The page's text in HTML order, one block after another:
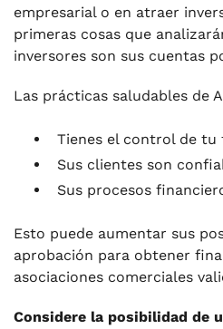
empresarial o en atraer
primeras cosas que
inversores son sus cuentas
Las prácticas saludables de
Tienes el control de tu
Sus clientes son
Sus procesos
Esto puede aumentar sus
aprobación para obtener
asociaciones comerciales
Considere la posibilidad de